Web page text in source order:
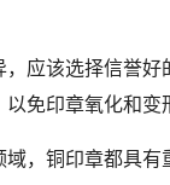
应该选择信誉
免印章氧化和变
铜印章都具有